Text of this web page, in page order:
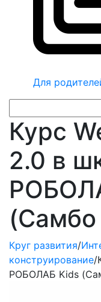
Для
Курс
2.0 в
(Самбо
Круг развития/
конструирование/
РОБОЛАБ Kids